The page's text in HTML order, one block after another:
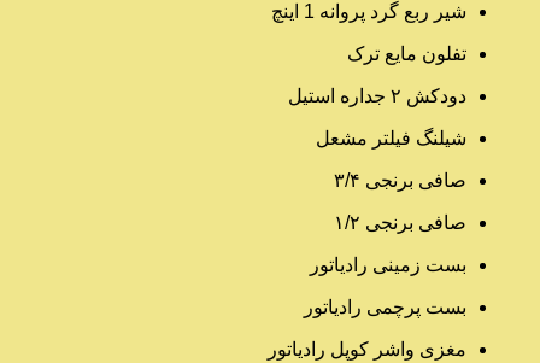
شیر ربع گرد پروانه 1 اینچ
تفلون مایع ترک
دودکش ۲ جداره استیل
شیلنگ فیلتر مشعل
صافی برنجی ۳/۴
صافی برنجی ۱/۲
بست زمینی رادیاتور
بست پرچمی رادیاتور
مغزی واشر کوپل رادیاتور